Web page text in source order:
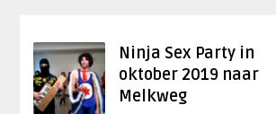
Ninja Sex Party in
oktober 2019 naar
Melkweg